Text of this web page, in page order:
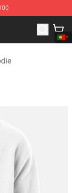
Merchandise Shop